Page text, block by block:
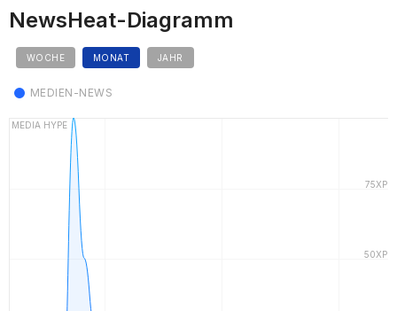
NewsHeat-Diagramm
WOCHE MONAT JAHR
MEDIEN-NEWS